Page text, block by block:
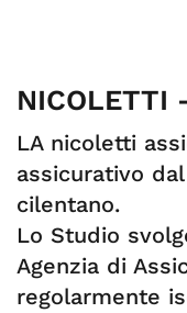
NICOLETTI
LA nicoletti
assicurativo
cilentano.
Lo Studio
Agenzia di
regolarmente